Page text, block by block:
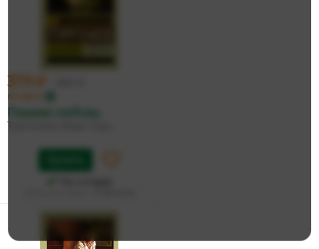
379 ₽
по карте
Тургенев Иван Сер...